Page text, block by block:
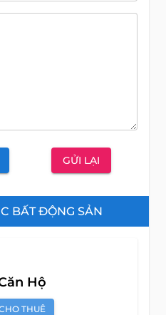
GỬI LẠI
BẤT ĐỘNG SẢN
Hộ
THUÊ